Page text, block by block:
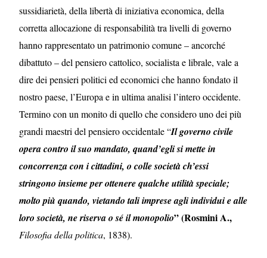
sussidiarietà, della libertà di iniziativa economica, della
corretta allocazione di responsabilità tra livelli di governo
hanno rappresentato un patrimonio comune – ancorché
dibattuto – del pensiero cattolico, socialista e librale, vale a
dire dei pensieri politici ed economici che hanno fondato il
nostro paese, l’Europa e in ultima analisi l’intero occidente.
Termino con un monito di quello che considero uno dei più
grandi maestri del pensiero occidentale “Il governo civile
opera contro il suo mandato, quand’egli si mette in
concorrenza con i cittadini, o colle società ch’essi
stringono insieme per ottenere qualche utilità speciale;
molto più quando, vietando tali imprese agli individui e alle
loro società, ne riserva o sé il monopolio” (Rosmini A.,
Filosofia della politica, 1838).